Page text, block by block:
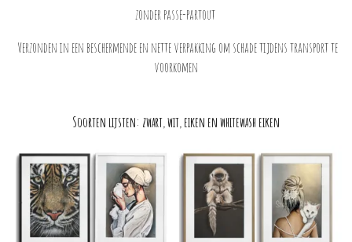
zonder passe-partout
Verzonden in een beschermende en nette verpakking om schade tijdens transport te
voorkomen
Soorten lijsten: zwart, wit, eiken en whitewash eiken